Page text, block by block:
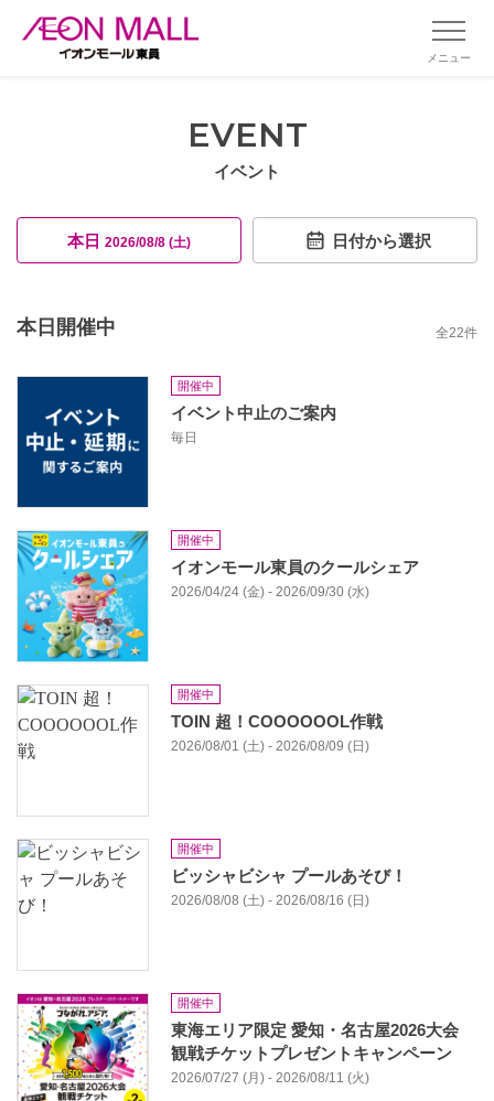
メニュー
EVENT
イベント
本日 2026/08/8 (土) 日付から選択
本日開催中 全22件
開催中
イベント中止のご案内
毎日
開催中
イオンモール東員のクールシェア
2026/04/24 (金) - 2026/09/30 (水)
開催中
TOIN 超！COOOOOOL作戦
2026/08/01 (土) - 2026/08/09 (日)
開催中
ビッシャビシャ プールあそび！
2026/08/08 (土) - 2026/08/16 (日)
開催中
東海エリア限定 愛知・名古屋2026大会
観戦チケットプレゼントキャンペーン
2026/07/27 (月) - 2026/08/11 (火)